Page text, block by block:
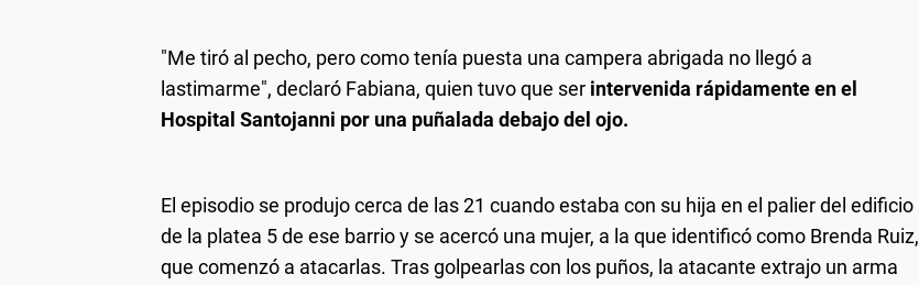
"Me tiró al pecho, pero como tenía puesta una campera abrigada no llegó a
lastimarme", declaró Fabiana, quien tuvo que ser intervenida rápidamente en el
Hospital Santojanni por una puñalada debajo del ojo.
El episodio se produjo cerca de las 21 cuando estaba con su hija en el palier del edificio
de la platea 5 de ese barrio y se acercó una mujer, a la que identificó como Brenda Ruiz,
que comenzó a atacarlas. Tras golpearlas con los puños, la atacante extrajo un arma